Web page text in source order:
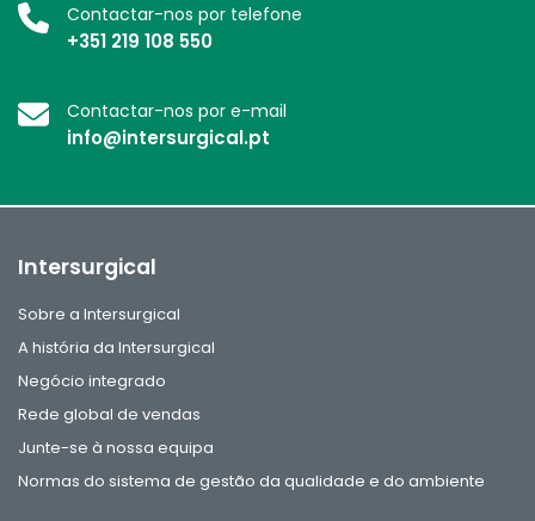
Contactar-nos por telefone
+351 219 108 550
Contactar-nos por e-mail
info@intersurgical.pt
Intersurgical
Sobre a Intersurgical
A história da Intersurgical
Negócio integrado
Rede global de vendas
Junte-se à nossa equipa
Normas do sistema de gestão da qualidade e do ambiente